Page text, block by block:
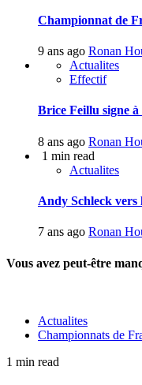
Championnat de
9 ans ago Ronan
Actualites
Effectif
Brice Feillu signe
8 ans ago Ronan
1 min read
Actualites
Andy Schleck vers
7 ans ago Ronan
Vous avez peut-être
Actualites
Championnats de
1 min read